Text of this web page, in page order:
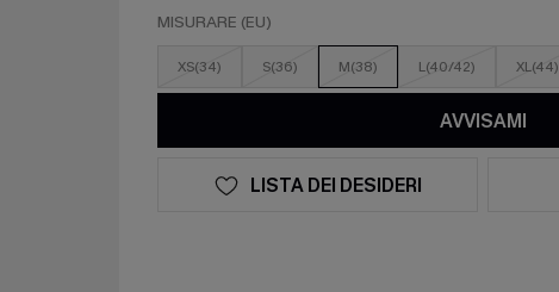
MISURARE (EU)
XS(34) S(36) M(38) L(40/42) XL(44)
AVVISAMI
LISTA DEI DESIDERI